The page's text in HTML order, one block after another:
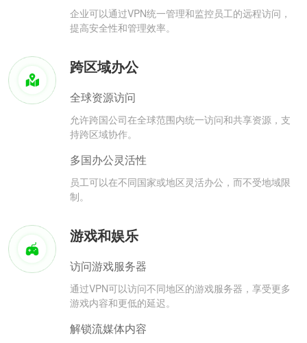
企业可以通过VPN统一管理和监控员工的远程访问，
提高安全性和管理效率。
跨区域办公
全球资源访问
允许跨国公司在全球范围内统一访问和共享资源，支
持跨区域协作。
多国办公灵活性
员工可以在不同国家或地区灵活办公，而不受地域限
制。
游戏和娱乐
访问游戏服务器
通过VPN可以访问不同地区的游戏服务器，享受更多
游戏内容和更低的延迟。
解锁流媒体内容